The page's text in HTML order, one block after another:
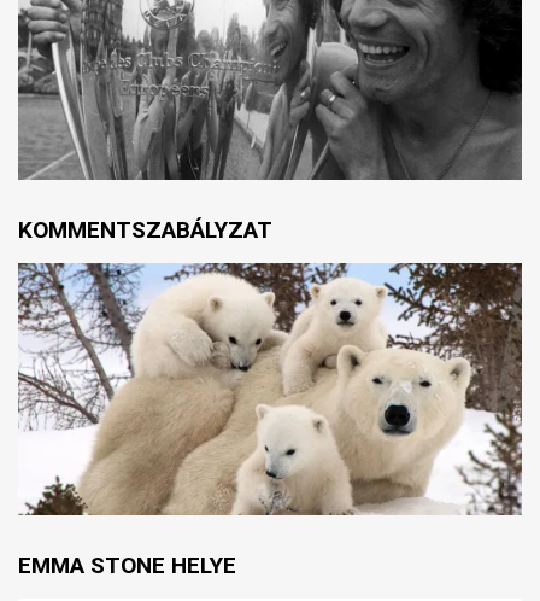
KOMMENTSZABÁLYZAT
EMMA STONE HELYE